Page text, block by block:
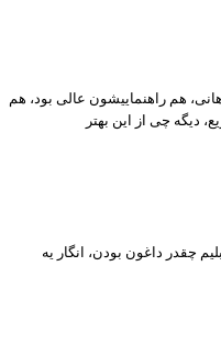
هم راهنماییشون عالی بود، هم
دیگه چی از این بهتر
چقدر داغون بودن، انگار یه